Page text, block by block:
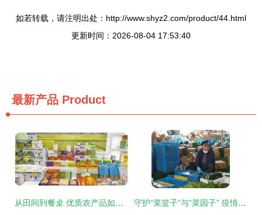
如若转载，请注明出处：http://www.shyz2.com/product/44.html
更新时间：2026-08-04 17:53:40
最新产品 Product